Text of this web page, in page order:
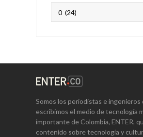
Somos los periodistas e ingenieros
escribimos el medio de tecnología
importante de Colombia, ENTER,
contenido sobre tecnología y